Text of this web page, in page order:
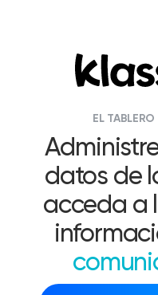
EL
datos de
acceda a